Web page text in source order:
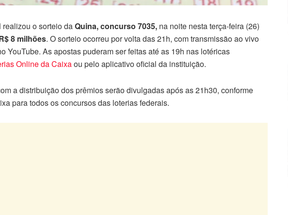
o sorteio daQuina, concurso 7035, na noite nesta terça-feira (26)
8 milhões. O sorteio ocorreu por volta das 21h, com transmissão ao vivo
YouTube. As apostas puderam ser feitas até as 19h nas lotéricas
Online da Caixaou pelo aplicativo oficial da instituição.
a distribuição dos prêmios serão divulgadas após as 21h30, conforme
para todos os concursos das loterias federais.